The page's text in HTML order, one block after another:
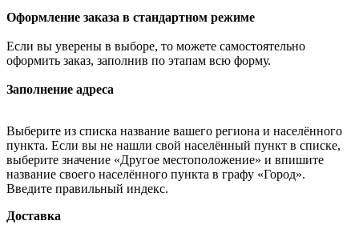
Оформление заказа в стандартном режиме
Если вы уверены в выборе, то можете самостоятельно
оформить заказ, заполнив по этапам всю форму.
Заполнение адреса
Выберите из списка название вашего региона и населённого
пункта. Если вы не нашли свой населённый пункт в списке,
выберите значение «Другое местоположение» и впишите
название своего населённого пункта в графу «Город».
Введите правильный индекс.
Доставка